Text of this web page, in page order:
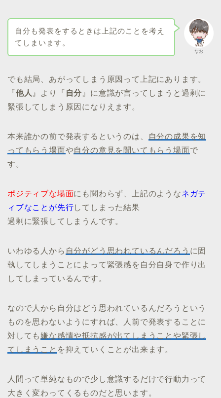
なお
自分も発表をするときは上記のことを考え
てしまいます。
でも結局、あがってしまう原因って上記にあります。
『他人 』より『 自分 』に意識が言ってしまうと過剰に
緊張してしまう原因になりえます。
本来誰かの前で発表するというのは、
自分の成果を知
ってもらう場面や自分の意見を聞いてもらう場面で
す。
ポジティブな場面にも関わらず、上記のようなネガテ
ィブなことが先行してしまった結果
過剰に緊張してしまうんです。
いわゆる人から 自分がどう思われているんだろう に固
執してしまうことによって緊張感を自分自身で作り出
してしまっているんです。
なので人から自分はどう思われているんだろうという
ものを思わないようにすれば、人前で発表することに
対しても嫌な感情や抵抗感が出てしまうことや緊張し
てしまうこと を抑えていくことが出来ます。
人間って単純なもので少し意識するだけで行動力って
大きく変わってくるものだと思います。